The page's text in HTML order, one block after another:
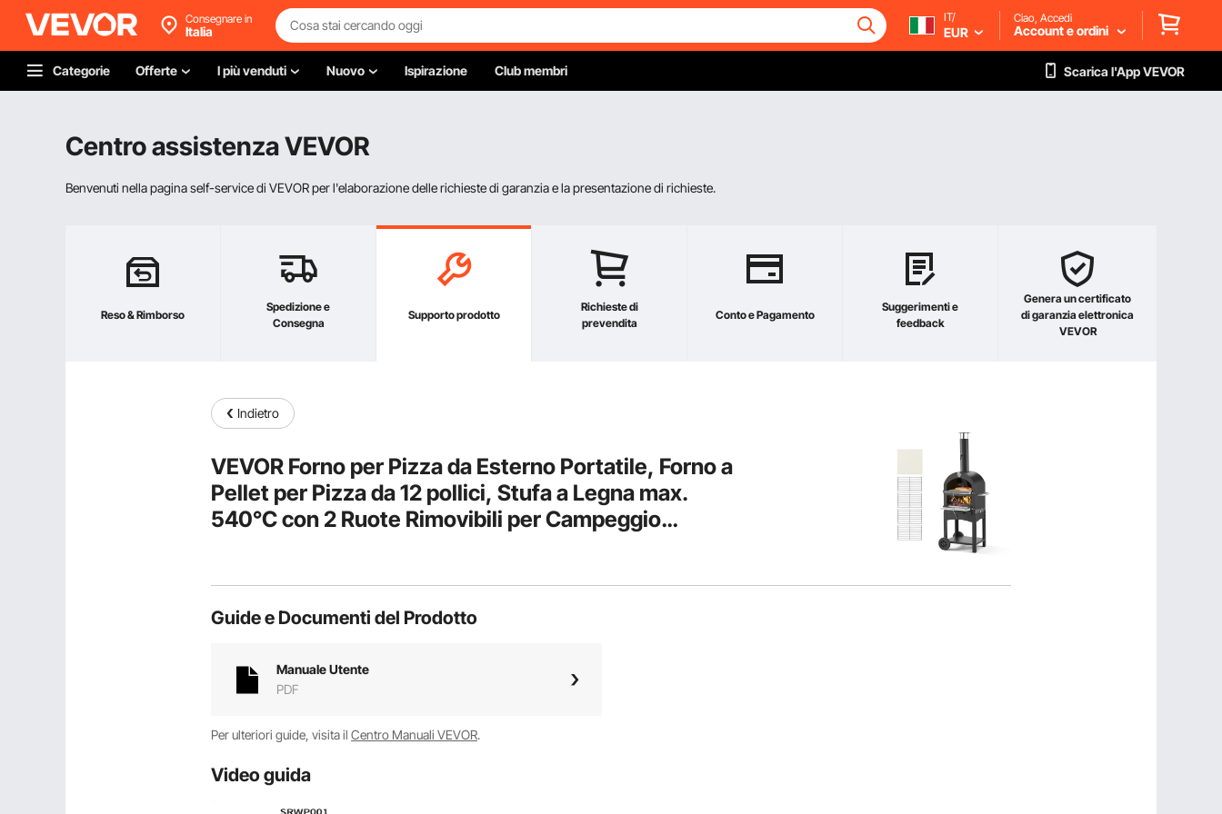
Consegnare in
Italia
IT/
EUR
Ciao, Accedi
Account e ordini
Categorie Offerte I più venduti Nuovo Ispirazione Club membri Scarica l'App VEVOR
Centro assistenza VEVOR
Benvenuti nella pagina self-service di VEVOR per l'elaborazione delle richieste di garanzia e la presentazione di richieste.
Reso & Rimborso
Spedizione e
Consegna
Supporto prodotto
Richieste di
prevendita
Conto e Pagamento
Suggerimenti e
feedback
Genera un certificato
di garanzia elettronica
VEVOR
Indietro
VEVOR Forno per Pizza da Esterno Portatile, Forno a
Pellet per Pizza da 12 pollici, Stufa a Legna max.
540°C con 2 Ruote Rimovibili per Campeggio
Guide e Documenti del Prodotto
Manuale Utente
PDF
Per ulteriori guide, visita il Centro Manuali VEVOR.
Video guida